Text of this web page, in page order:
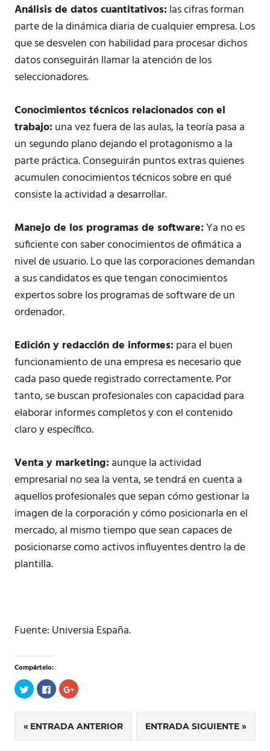
Análisis de datos cuantitativos:las cifras forman
parte de la dinámica diaria de cualquier empresa. Los
que se desvelen con habilidad para procesar dichos
datos conseguirán llamar la atención de los
seleccionadores.
Conocimientos técnicos relacionados con el
trabajo:una vez fuera de las aulas, la teoría pasa a
un segundo plano dejando el protagonismo a la
parte práctica. Conseguirán puntos extras quienes
acumulen conocimientos técnicos sobre en qué
consiste la actividad a desarrollar.
Manejo de los programas de software:Ya no es
suficiente con saber conocimientos de ofimática a
nivel de usuario. Lo que las corporaciones demandan
a sus candidatos es que tengan conocimientos
expertos sobre los programas de software de un
ordenador.
Edición y redacción de informes:para el buen
funcionamiento de una empresa es necesario que
cada paso quede registrado correctamente. Por
tanto, se buscan profesionales con capacidad para
elaborar informes completos y con el contenido
claro y específico.
Venta y marketing:aunque la actividad
empresarial no sea la venta, se tendrá en cuenta a
aquellos profesionales que sepan cómo gestionar la
imagen de la corporación y cómo posicionarla en el
mercado, al mismo tiempo que sean capaces de
posicionarse como activos influyentes dentro la de
plantilla.
Fuente: Universia España.
Compártelo:
Haz
clic
para
Twitter
(Se
Haz
clic
para
Facebook
(Se
Haz
clic
Google+
(Se
Navegación
ENTRADA ANTERIOR ENTRADA SIGUIENTE